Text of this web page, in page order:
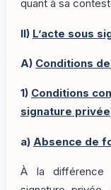
quant à sa
II) L’acte sous
A) Conditions
1) Conditions
signature privée
a) Absence de
À la différence